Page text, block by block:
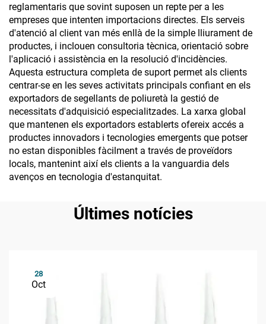
reglamentaris que sovint suposen un repte per a les
empreses que intenten importacions directes. Els serveis
d'atenció al client van més enllà de la simple lliurament de
productes, i inclouen consultoria tècnica, orientació sobre
l'aplicació i assistència en la resolució d'incidències.
Aquesta estructura completa de suport permet als clients
centrar-se en les seves activitats principals confiant en els
exportadors de segellants de poliuretà la gestió de
necessitats d'adquisició especialitzades. La xarxa global
que mantenen els exportadors establerts ofereix accés a
productes innovadors i tecnologies emergents que potser
no estan disponibles fàcilment a través de proveïdors
locals, mantenint així els clients a la vanguardia dels
avenços en tecnologia d'estanquitat.
Últimes notícies
28
Oct